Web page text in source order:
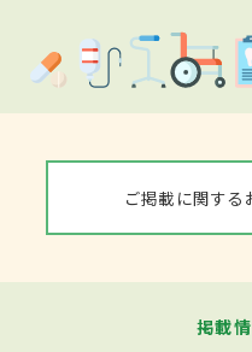
ご掲載に関する
掲載